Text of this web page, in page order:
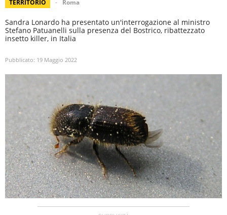
TERRITORIO Roma
Sandra Lonardo ha presentato un'interrogazione al ministro
Stefano Patuanelli sulla presenza del Bostrico, ribattezzato
insetto killer, in Italia
Pubblicato: 19 Maggio 2022